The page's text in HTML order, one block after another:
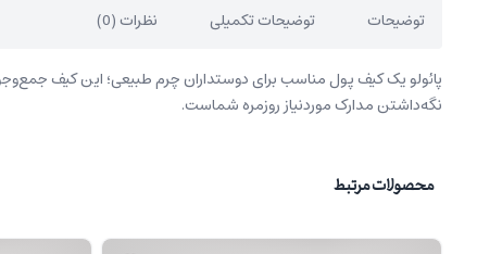
توضیحات توضیحات تکمیلی نظرات (0)
پائولو یک کیف پول مناسب برای دوستداران چرم طبیعی؛ این کیف
نگه‌داشتن مدارک موردنیاز روزمره شماست.
محصولات مرتبط